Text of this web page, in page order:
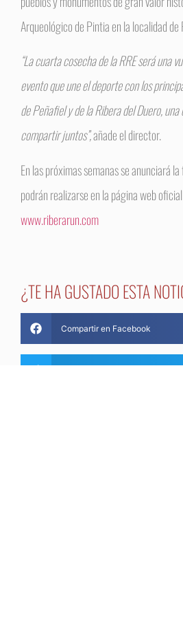
Arqueológico de Pintia en la localidad de
“La cuarta cosecha de la RRE será una
evento que une el deporte con los
de Peñafiel y de la Ribera del Duero,
compartir juntos”,añade el director.
En las próximas semanas se anunciará
podrán realizarse en la página web
www.riberarun.com
¿TE HA GUSTADO ESTA
Compartir en Facebook